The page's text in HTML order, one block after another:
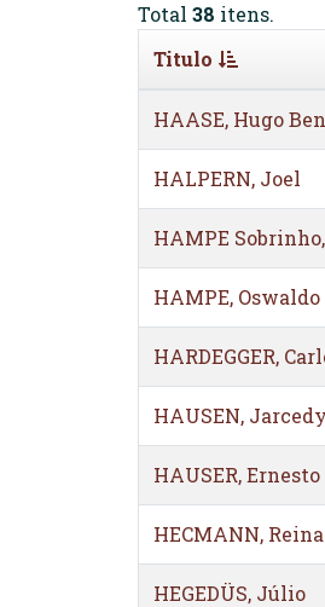
Total 38 itens.
Titulo
HAASE, Hugo
HALPERN, Joel
HAMPE
HAMPE, Oswaldo
HARDEGGER,
HAUSEN,
HAUSER,
HECMANN,
HEGEDÜS, Júlio